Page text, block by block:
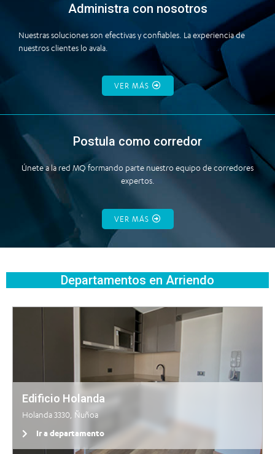
Administra con nosotros
Nuestras soluciones son efectivas y confiables. La experiencia de
nuestros clientes lo avala.
VER MÁS
Postula como corredor
Únete a la red MQ formando parte nuestro equipo de corredores
expertos.
VER MÁS
Departamentos en Arriendo
Edificio Holanda
Holanda 3330, Ñuñoa
Ir a departamento